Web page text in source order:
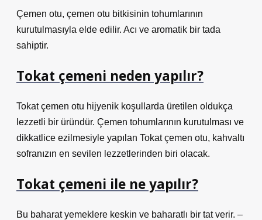
Çemen otu, çemen otu bitkisinin tohumlarının
kurutulmasıyla elde edilir. Acı ve aromatik bir tada
sahiptir.
Tokat çemeni neden yapılır?
Tokat çemen otu hijyenik koşullarda üretilen oldukça
lezzetli bir üründür. Çemen tohumlarının kurutulması ve
dikkatlice ezilmesiyle yapılan Tokat çemen otu, kahvaltı
sofranızın en sevilen lezzetlerinden biri olacak.
Tokat çemeni ile ne yapılır?
Bu baharat yemeklere keskin ve baharatlı bir tat verir. –